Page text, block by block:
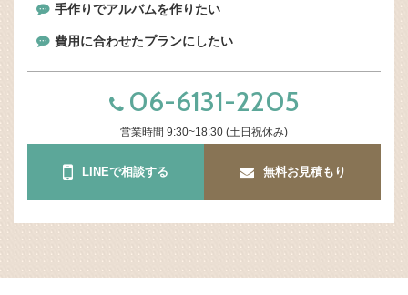
手作りでアルバムを作りたい
費用に合わせたプランにしたい
06-6131-2205
営業時間 9:30~18:30 (土日祝休み)
LINEで相談する 無料お見積もり